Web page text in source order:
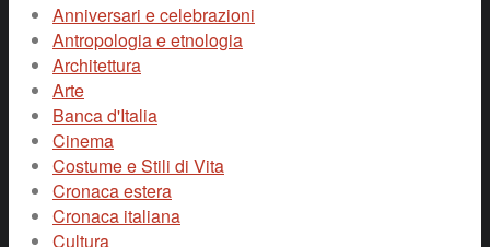
Anniversari e celebrazioni
Antropologia e etnologia
Architettura
Arte
Banca d'Italia
Cinema
Costume e Stili di Vita
Cronaca estera
Cronaca italiana
Cultura